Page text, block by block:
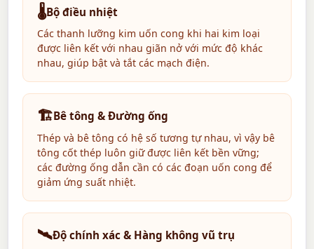
🌡️Bộ điều nhiệt
Các thanh lưỡng kim uốn cong khi hai kim loại
được liên kết với nhau giãn nở với mức độ khác
nhau, giúp bật và tắt các mạch điện.
🏗️Bê tông & Đường ống
Thép và bê tông có hệ số tương tự nhau, vì vậy bê
tông cốt thép luôn giữ được liên kết bền vững;
các đường ống dẫn cần có các đoạn uốn cong để
giảm ứng suất nhiệt.
🛰️Độ chính xác & Hàng không vũ trụ